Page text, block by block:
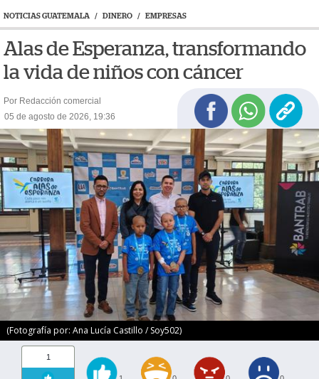
NOTICIAS GUATEMALA / DINERO / EMPRESAS
Alas de Esperanza, transformando
la vida de niños con cáncer
Por Redacción comercial
05 de agosto de 2026, 19:36
(Fotografía por: Ana Lucía Castillo / Soy502)
1